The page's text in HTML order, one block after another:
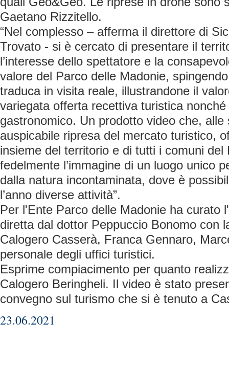
Gaetano Rizzitello.
“Nel complesso – afferma il direttore di
Trovato - si è cercato di presentare il
l’interesse dello spettatore e la
valore del Parco delle Madonie,
traduca in visita reale, illustrandone il
variegata offerta recettiva turistica nonché
gastronomico. Un prodotto video che, alle
auspicabile ripresa del mercato turistico,
insieme del territorio e di tutti i comuni del
fedelmente l’immagine di un luogo unico
dalla natura incontaminata, dove è
l’anno diverse attività”.
Per l'Ente Parco delle Madonie ha curato
diretta dal dottor Peppuccio Bonomo con
Calogero Casserà, Franca Gennaro,
personale degli uffici turistici.
Esprime compiacimento per quanto
Calogero Beringheli. Il video è stato
convegno sul turismo che si è tenuto a
23.06.2021